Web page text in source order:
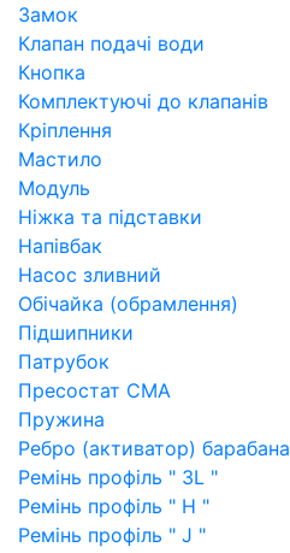
Замок
Клапан подачі води
Кнопка
Комплектуючі до клапанів
Кріплення
Мастило
Модуль
Ніжка та підставки
Напівбак
Насос зливний
Обічайка (обрамлення)
Підшипники
Патрубок
Пресостат СМА
Пружина
Ребро (активатор) барабана
Ремінь профіль " 3L "
Ремінь профіль " H "
Ремінь профіль " J "